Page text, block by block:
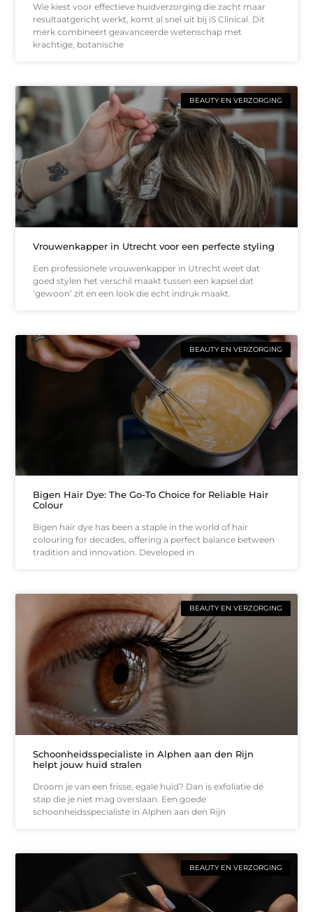
Wie kiest voor effectieve huidverzorging die zacht maar
resultaatgericht werkt, komt al snel uit bij iS Clinical. Dit
merk combineert geavanceerde wetenschap met
krachtige, botanische
BEAUTY EN VERZORGING
Vrouwenkapper in Utrecht voor een perfecte styling
Een professionele vrouwenkapper in Utrecht weet dat
goed stylen het verschil maakt tussen een kapsel dat
‘gewoon’ zit en een look die echt indruk maakt.
BEAUTY EN VERZORGING
Bigen Hair Dye: The Go-To Choice for Reliable Hair
Colour
Bigen hair dye has been a staple in the world of hair
colouring for decades, offering a perfect balance between
tradition and innovation. Developed in
BEAUTY EN VERZORGING
Schoonheidsspecialiste in Alphen aan den Rijn
helpt jouw huid stralen
Droom je van een frisse, egale huid? Dan is exfoliatie dé
stap die je niet mag overslaan. Een goede
schoonheidsspecialiste in Alphen aan den Rijn
BEAUTY EN VERZORGING